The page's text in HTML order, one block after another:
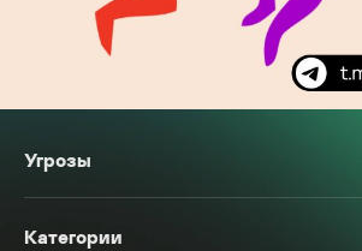
Угрозы
Категории